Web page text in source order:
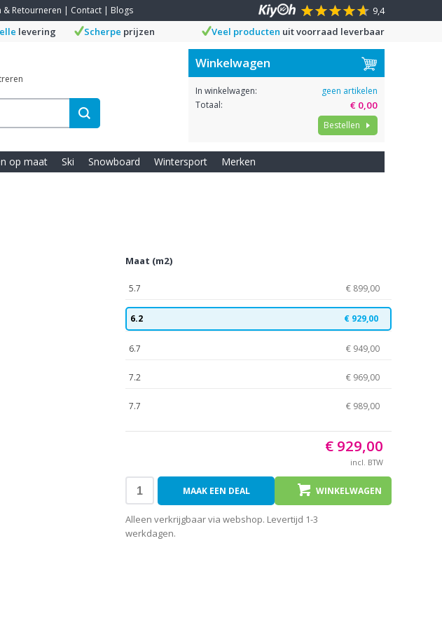
& Retourneren | Contact | Blogs
9,4
levering Scherpe prijzen Veel producten uit voorraad leverbaar
Winkelwagen
In winkelwagen:
geen artikelen
Totaal:
€ 0,00
Bestellen
op maat Ski Snowboard Wintersport Merken
Maat (m2)
5.7 € 899,00
6.2 € 929,00
6.7 € 949,00
7.2 € 969,00
7.7 € 989,00
€ 929,00
incl. BTW
MAAK EEN DEAL WINKELWAGEN
Alleen verkrijgbaar via webshop. Levertijd 1-3
werkdagen.